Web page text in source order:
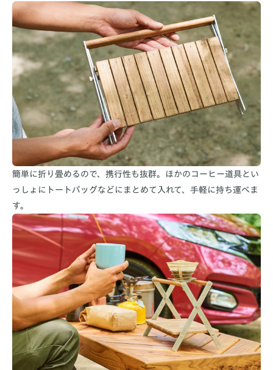
簡単に折り畳めるので、携行性も抜群。ほかのコーヒー道具とい
っしょにトートバッグなどにまとめて入れて、手軽に持ち運べま
す。